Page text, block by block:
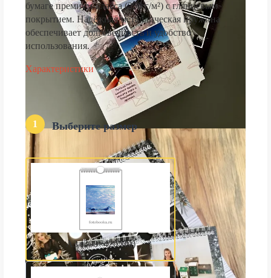
бумаге премиум-класса (250 г/м²) с глянцевым
покрытием. Надёжная металлическая пружина
обеспечивает долговечность и удобство
использования.
Характеристики
1 Выберите размер
А3 (300×420 мм)